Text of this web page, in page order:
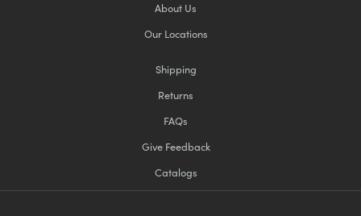
About Us
Our Locations
Shipping
Returns
FAQs
Give Feedback
Catalogs